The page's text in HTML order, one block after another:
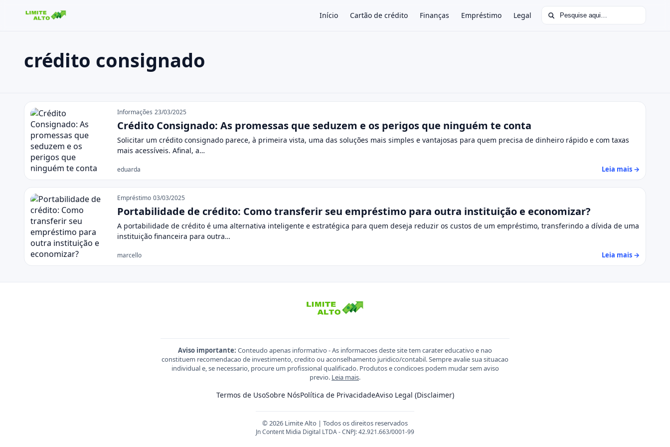
Início Cartão de crédito Finanças Empréstimo Legal Buscar por:
Buscar no site
Pressione Enter para buscar ou ESC para fechar.
crédito consignado
crédito consignado
Informações 23/03/2025
Crédito Consignado: As promessas que seduzem e os perigos que ninguém te conta
Solicitar um crédito consignado parece, à primeira vista, uma das soluções mais simples e vantajosas para quem precisa de dinheiro rápido e com taxas
mais acessíveis. Afinal, a…
eduarda Leia mais →
Empréstimo 03/03/2025
Portabilidade de crédito: Como transferir seu empréstimo para outra instituição e economizar?
A portabilidade de crédito é uma alternativa inteligente e estratégica para quem deseja reduzir os custos de um empréstimo, transferindo a dívida de uma
instituição financeira para outra…
marcello Leia mais →
Aviso importante: Conteudo apenas informativo - As informacoes deste site tem carater educativo e nao
constituem recomendacao de investimento, credito ou aconselhamento juridico/contabil. Sempre avalie sua situacao
individual e, se necessario, procure um profissional qualificado. Produtos e condicoes podem mudar sem aviso
previo. Leia mais.
Termos de UsoSobre NósPolítica de PrivacidadeAviso Legal (Disclaimer)
© 2026 Limite Alto | Todos os direitos reservados
Jn Content Midia Digital LTDA - CNPJ: 42.921.663/0001-99